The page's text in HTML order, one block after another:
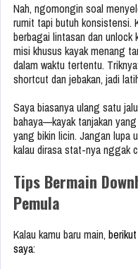
Nah, ngomongin soal
rumit tapi butuh konsistensi.
berbagai lintasan dan unlock
misi khusus kayak menang
dalam waktu tertentu.
shortcut dan jebakan, jadi
Saya biasanya ulang satu
bahaya—kayak tanjakan
yang bikin licin. Jangan lupa
kalau dirasa stat-nya nggak
Tips Bermain
Pemula
Kalau kamu baru main,
saya: